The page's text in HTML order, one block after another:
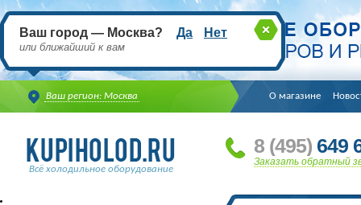
Ваш регион: Москва
Ваш город — Москва? Да Нет
или ближайший к вам
О магазине
Всё холодильное оборудование
8 (495) 649
Заказать обратный